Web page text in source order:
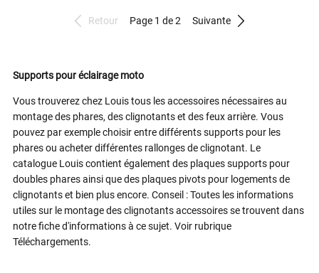
Retour Page 1 de 2 Suivante
Supports pour éclairage moto
Vous trouverez chez Louis tous les accessoires nécessaires au
montage des phares, des clignotants et des feux arrière. Vous
pouvez par exemple choisir entre différents supports pour les
phares ou acheter différentes rallonges de clignotant. Le
catalogue Louis contient également des plaques supports pour
doubles phares ainsi que des plaques pivots pour logements de
clignotants et bien plus encore. Conseil : Toutes les informations
utiles sur le montage des clignotants accessoires se trouvent dans
notre fiche d'informations à ce sujet. Voir rubrique
Téléchargements.